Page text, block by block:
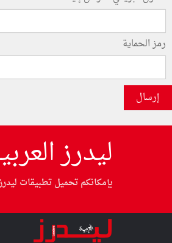
رمز الحماية
إرسال
ليدرز
بإمكانكم تحميل تطبيقات